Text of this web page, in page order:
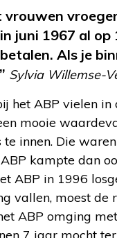
vrouwen
juni 1967 al
Als je
Sylvia Willemse-
het ABP vielen
mooie
innen. Die
kampte dan
ABP in 1996
vallen, moest
ABP omging